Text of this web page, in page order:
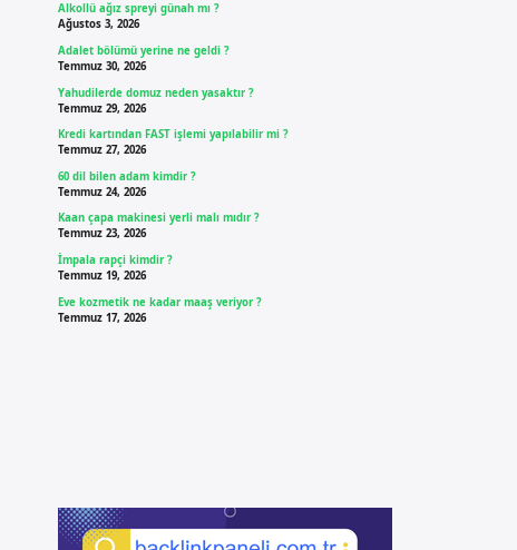
Alkollü ağız spreyi günah mı ?
Ağustos 3, 2026
Adalet bölümü yerine ne geldi ?
Temmuz 30, 2026
Yahudilerde domuz neden yasaktır ?
Temmuz 29, 2026
Kredi kartından FAST işlemi yapılabilir mi ?
Temmuz 27, 2026
60 dil bilen adam kimdir ?
Temmuz 24, 2026
Kaan çapa makinesi yerli malı mıdır ?
Temmuz 23, 2026
İmpala rapçi kimdir ?
Temmuz 19, 2026
Eve kozmetik ne kadar maaş veriyor ?
Temmuz 17, 2026